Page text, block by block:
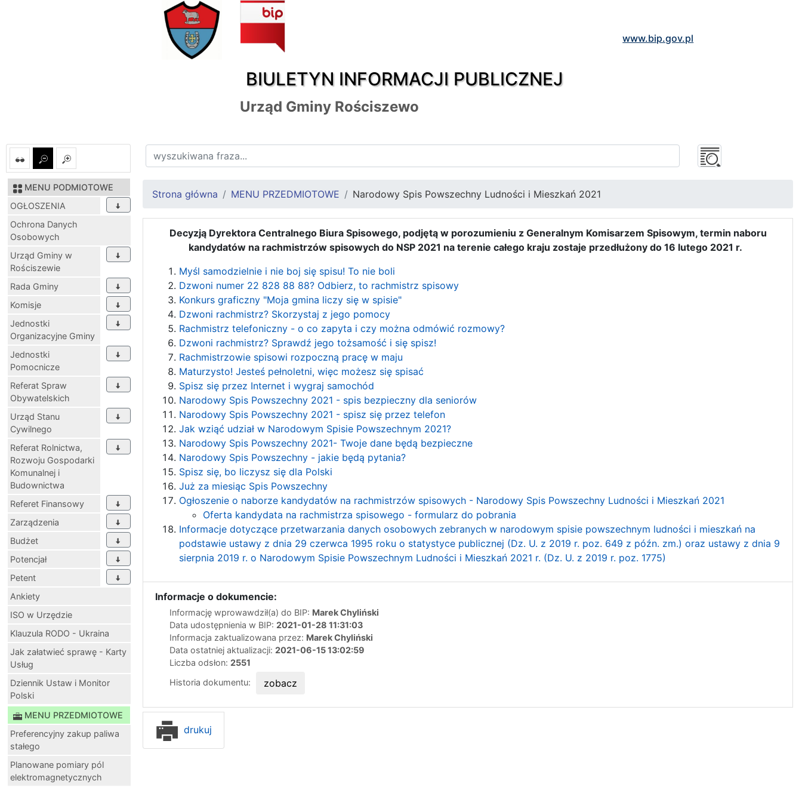
BIULETYN INFORMACJI PUBLICZNEJ
www.bip.gov.pl
Urząd Gminy Rościszewo
MENU PODMIOTOWE
OGŁOSZENIA
Ochrona Danych
Osobowych
Urząd Gminy w
Rościszewie
Rada Gminy
Komisje
Jednostki
Organizacyjne Gminy
Jednostki
Pomocnicze
Referat Spraw
Obywatelskich
Urząd Stanu
Cywilnego
Referat Rolnictwa,
Rozwoju Gospodarki
Komunalnej i
Budownictwa
Referet Finansowy
Zarządzenia
Budżet
Potencjał
Petent
Ankiety
ISO w Urzędzie
Klauzula RODO - Ukraina
Jak załatwieć sprawę - Karty
Usług
Dziennik Ustaw i Monitor
Polski
MENU PRZEDMIOTOWE
Preferencyjny zakup paliwa
stałego
Planowane pomiary pól
elektromagnetycznych
Strona główna MENU PRZEDMIOTOWE Narodowy Spis Powszechny Ludności i Mieszkań 2021
Decyzją Dyrektora Centralnego Biura Spisowego, podjętą w porozumieniu z Generalnym Komisarzem Spisowym, termin naboru
kandydatów na rachmistrzów spisowych do NSP 2021 na terenie całego kraju zostaje przedłużony do 16 lutego 2021 r.
Myśl samodzielnie i nie boj się spisu! To nie boli
Dzwoni numer 22 828 88 88? Odbierz, to rachmistrz spisowy
Konkurs graficzny "Moja gmina liczy się w spisie"
Dzwoni rachmistrz? Skorzystaj z jego pomocy
Rachmistrz telefoniczny - o co zapyta i czy można odmówić rozmowy?
Dzwoni rachmistrz? Sprawdź jego tożsamość i się spisz!
Rachmistrzowie spisowi rozpoczną pracę w maju
Maturzysto! Jesteś pełnoletni, więc możesz się spisać
Spisz się przez Internet i wygraj samochód
Narodowy Spis Powszechny 2021 - spis bezpieczny dla seniorów
Narodowy Spis Powszechny 2021 - spisz się przez telefon
Jak wziąć udział w Narodowym Spisie Powszechnym 2021?
Narodowy Spis Powszechny 2021- Twoje dane będą bezpieczne
Narodowy Spis Powszechny - jakie będą pytania?
Spisz się, bo liczysz się dla Polski
Już za miesiąc Spis Powszechny
Ogłoszenie o naborze kandydatów na rachmistrzów spisowych - Narodowy Spis Powszechny Ludności i Mieszkań 2021
Oferta kandydata na rachmistrza spisowego - formularz do pobrania
Informacje dotyczące przetwarzania danych osobowych zebranych w narodowym spisie powszechnym ludności i mieszkań na
podstawie ustawy z dnia 29 czerwca 1995 roku o statystyce publicznej (Dz. U. z 2019 r. poz. 649 z późn. zm.) oraz ustawy z dnia 9
sierpnia 2019 r. o Narodowym Spisie Powszechnym Ludności i Mieszkań 2021 r. (Dz. U. z 2019 r. poz. 1775)
Informacje o dokumencie:
Informację wprowawdził(a) do BIP: Marek Chyliński
Data udostępnienia w BIP: 2021-01-28 11:31:03
Informacja zaktualizowana przez: Marek Chyliński
Data ostatniej aktualizacji: 2021-06-15 13:02:59
Liczba odsłon: 2551
Historia dokumentu:
zobacz
drukuj